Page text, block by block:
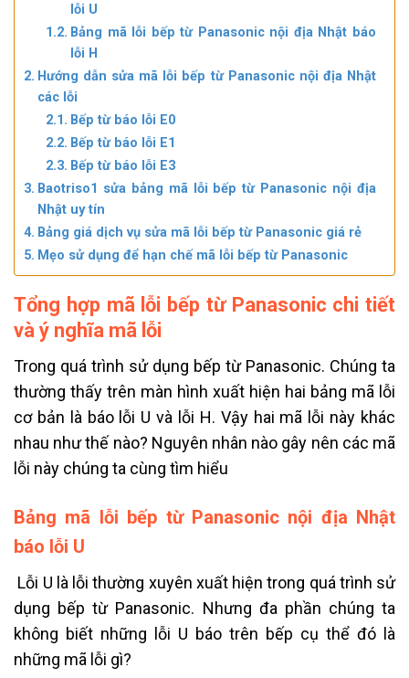
lỗi U
Bảng mã lỗi bếp từ Panasonic nội địa Nhật báo
lỗi H
Hướng dẫn sửa mã lỗi bếp từ Panasonic nội địa Nhật
các lỗi
Bếp từ báo lỗi E0
Bếp từ báo lỗi E1
Bếp từ báo lỗi E3
Baotriso1 sửa bảng mã lỗi bếp từ Panasonic nội địa
Nhật uy tín
Bảng giá dịch vụ sửa mã lỗi bếp từ Panasonic giá rẻ
Mẹo sử dụng để hạn chế mã lỗi bếp từ Panasonic
Tổng hợp mã lỗi bếp từ Panasonic chi tiết
và ý nghĩa mã lỗi
Trong quá trình sử dụng bếp từ Panasonic. Chúng ta
thường thấy trên màn hình xuất hiện hai bảng mã lỗi
cơ bản là báo lỗi U và lỗi H. Vậy hai mã lỗi này khác
nhau như thế nào? Nguyên nhân nào gây nên các mã
lỗi này chúng ta cùng tìm hiểu
Bảng mã lỗi bếp từ Panasonic nội địa Nhật
báo lỗi U
Lỗi U là lỗi thường xuyên xuất hiện trong quá trình sử
dụng bếp từ Panasonic. Nhưng đa phần chúng ta
không biết những lỗi U báo trên bếp cụ thể đó là
những mã lỗi gì?